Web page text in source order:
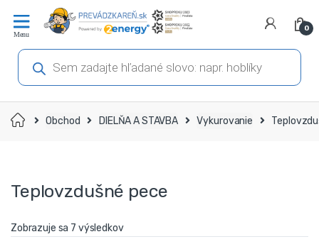
navigáciu
obsah
0
Products
search
Domov Obchod DIELŇA A STAVBA Vykurovanie
Teplovzdušné pece
Zobrazuje sa 7 výsledkov